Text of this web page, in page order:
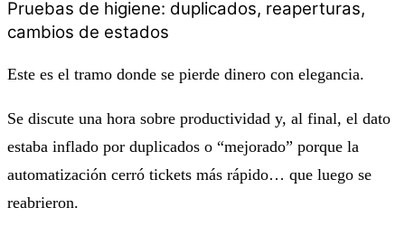
Pruebas de higiene: duplicados, reaperturas,
cambios de estados
Este es el tramo donde se pierde dinero con elegancia.
Se discute una hora sobre productividad y, al final, el dato
estaba inflado por duplicados o “mejorado” porque la
automatización cerró tickets más rápido… que luego se
reabrieron.